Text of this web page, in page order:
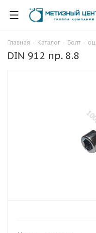
Главная - Каталог - Болт -
DIN 912 пр. 8.8